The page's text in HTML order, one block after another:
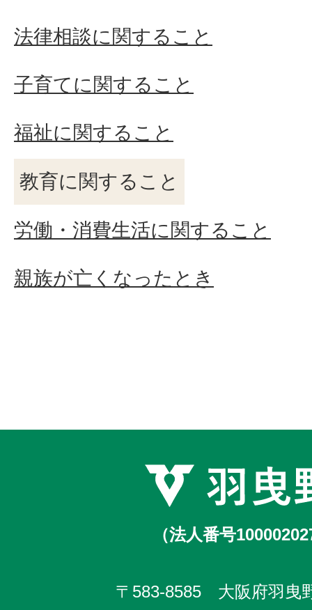
法律相談に関すること
子育てに関すること
福祉に関すること
教育に関すること
労働・消費生活に関すること
親族が亡くなったとき
（法人番号
〒583-8585 大阪府羽曳